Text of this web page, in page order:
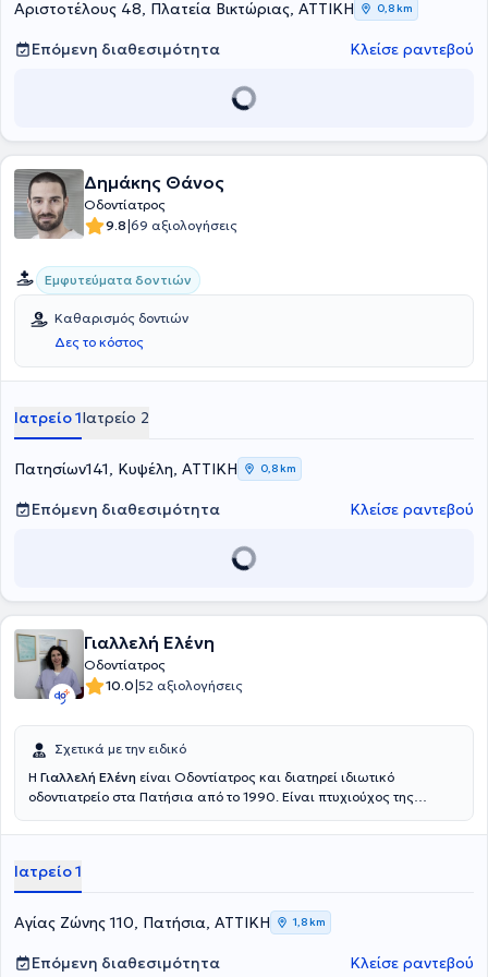
Αριστοτέλους 48, Πλατεία Βικτώριας, ΑΤΤΙΚΗ 0,8 km
Επόμενη διαθεσιμότητα Κλείσε ραντεβού
Δημάκης Θάνος
Οδοντίατρος
9.8|69 αξιολογήσεις
Εμφυτεύματα δοντιών
Καθαρισμός δοντιών
Δες το κόστος
Ιατρείο 1Ιατρείο 2
Πατησίων141, Κυψέλη, ΑΤΤΙΚΗ 0,8 km
Επόμενη διαθεσιμότητα Κλείσε ραντεβού
Γιαλλελή Ελένη
Οδοντίατρος
10.0|52 αξιολογήσεις
Σχετικά με την ειδικό
Η Γιαλλελή Ελένη είναι Οδοντίατρος και διατηρεί ιδιωτικό
οδοντιατρείο στα Πατήσια από το 1990. Είναι πτυχιούχος της
Πανεπιστημίου Αθηνών και κάτοχος του European Diploma for
Περιοδοντολογία, Ενδοδοντία, Προσθετική και Αισθητική
οδοντιατρική και ακολουθείται η μέθοδος των ραντεβού
(εξαιρούνται τα επείγοντα περιστατικά), ώστε να υπάρχει ο
απαραίτητος χρόνος για λεπτομερή εξέταση, ενώ η αναμονή να
είναι η ελάχιστη δυνατή. Η ιατρός παρακολουθεί πλήθος
σεμιναρίων που διεξάγονται από ιδιωτικές εταιρείες και
Ιατρείο 1
Αγίας Ζώνης 110, Πατήσια, ΑΤΤΙΚΗ 1,8 km
Επόμενη διαθεσιμότητα Κλείσε ραντεβού